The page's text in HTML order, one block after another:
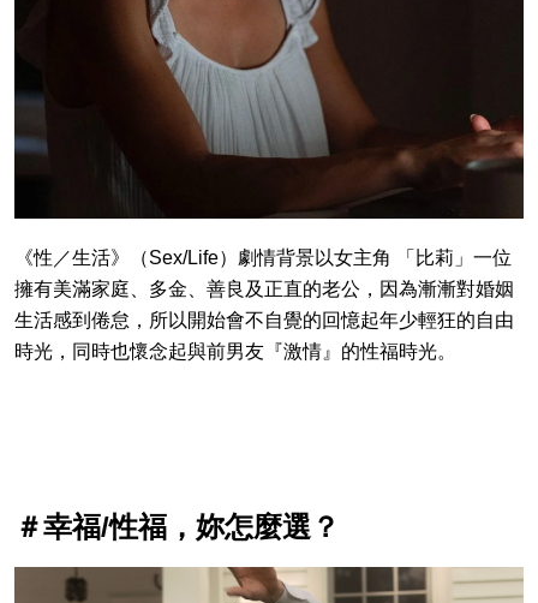
《性／生活》（Sex/Life）劇情背景以女主角 「比莉」一位
擁有美滿家庭、多金、善良及正直的老公，因為漸漸對婚姻
生活感到倦怠，所以開始會不自覺的回憶起年少輕狂的自由
時光，同時也懷念起與前男友『激情』的性福時光。
＃幸福/性福，妳怎麼選？